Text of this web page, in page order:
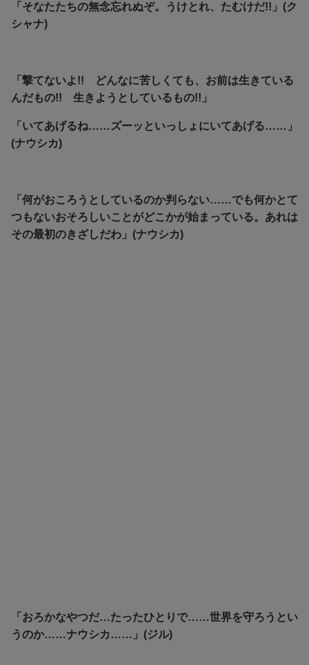
「そなたたちの無念忘れぬぞ。うけとれ、たむけだ!!」(ク
シャナ)
「撃てないよ!! どんなに苦しくても、お前は生きている
んだもの!! 生きようとしているもの!!」
「いてあげるね……ズーッといっしょにいてあげる……」
(ナウシカ)
「何がおころうとしているのか判らない……でも何かとて
つもないおそろしいことがどこかが始まっている。あれは
その最初のきざしだわ」(ナウシカ)
「おろかなやつだ…たったひとりで……世界を守ろうとい
うのか……ナウシカ……」(ジル)